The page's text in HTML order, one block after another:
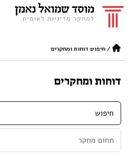
/חיפוש דוחות ומחקרים
דוחות ומחקרים